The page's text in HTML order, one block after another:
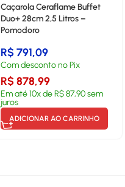
Caçarola Ceraflame Buffet
Duo+ 28cm 2,5 Litros –
Pomodoro
R$791,09
Com desconto no Pix
R$878,99
Em até10x deR$87,90sem
juros
ADICIONAR AO CARRINHO